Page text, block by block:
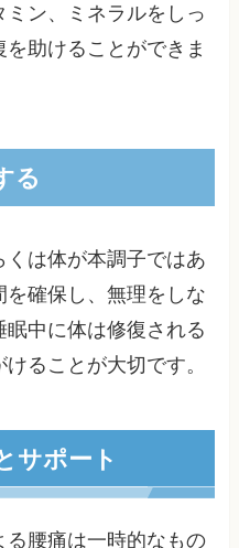
ミン、ミネラルをしっ
助けることができま
る
は体が本調子ではあ
を確保し、無理をしな
中に体は修復される
ることが大切です。
サポート
る腰痛は一時的なもの